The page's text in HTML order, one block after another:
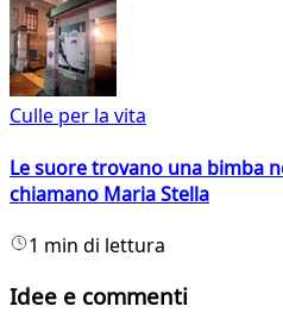
Culle per la vita
Le suore trovano una bimba
chiamano Maria Stella
1 min di lettura
Idee e commenti